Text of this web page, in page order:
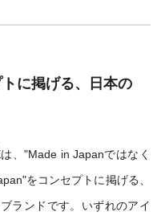
に掲げる、日本の
は、"Made in Japanではなく
をコンセプトに掲げる、
ランドです。いずれのアイ